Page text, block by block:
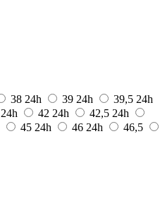
38 24h 39 24h 39,5 24h
24h 42 24h 42,5 24h
45 24h 46 24h
46,5